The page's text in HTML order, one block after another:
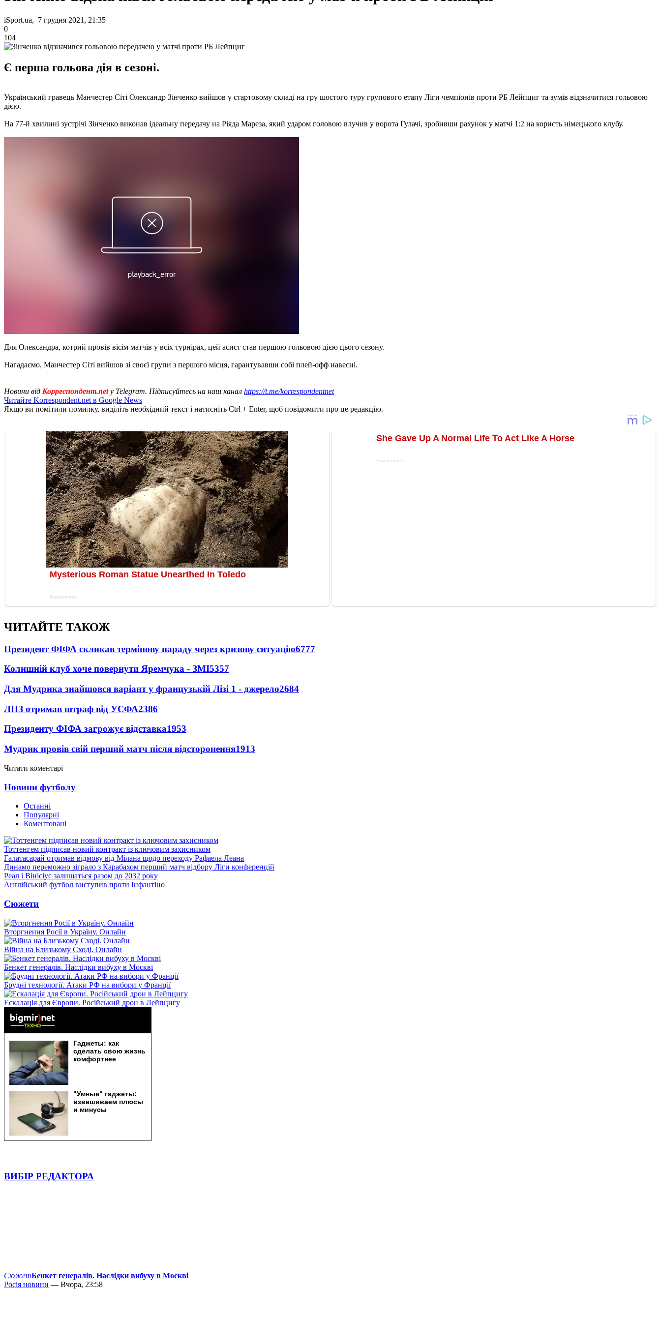
iSport.ua, 7 грудня 2021, 21:35
0
104
Є перша гольова дія в сезоні.
Український гравець Манчестер Сіті Олександр Зінченко вийшов у стартовому складі на гру шостого туру групового етапу Ліги чемпіонів проти РБ Лейпциг та зумів відзначитися гольовою
дією.
На 77-й хвилині зустрічі Зінченко виконав ідеальну передачу на Ріяда Мареза, який ударом головою влучив у ворота Гулачі, зробивши рахунок у матчі 1:2 на користь німецького клубу.
Для Олександра, котрий провів вісім матчів у всіх турнірах, цей асист став першою гольовою дією цього сезону.
Нагадаємо, Манчестер Сіті вийшов зі своєї групи з першого місця, гарантувавши собі плей-офф навесні.
Новини від Корреспондент.netу Telegram. Підписуйтесь на наш канал https://t.me/korrespondentnet
Читайте Korrespondent.net в Google News
Якщо ви помітили помилку, виділіть необхідний текст і натисніть Ctrl + Enter, щоб повідомити про це редакцію.
ЧИТАЙТЕ ТАКОЖ
Президент ФІФА скликав термінову нараду через кризову ситуацію6777
Колишній клуб хоче повернути Яремчука - ЗМІ5357
Для Мудрика знайшовся варіант у французькій Лізі 1 - джерело2684
ЛНЗ отримав штраф від УЄФА2386
Президенту ФІФА загрожує відставка1953
Мудрик провів свій перший матч після відсторонення1913
Читати коментарі
Новини футболу
Останні
Популярні
Коментовані
Тоттенгем підписав новий контракт із ключовим захисником
Галатасарай отримав відмову від Мілана щодо переходу Рафаела Леана
Динамо переможно зіграло з Карабахом перший матч відбору Ліги конференцій
Реал і Вінісіус залишаться разом до 2032 року
Англійський футбол виступив проти Інфантіно
Сюжети
Вторгнення Росії в Україну. Онлайн
Війна на Близькому Сході. Онлайн
Бенкет генералів. Наслідки вибуху в Москві
Брудні технології. Атаки РФ на вибори у Франції
Ескалація для Європи. Російський дрон в Лейпцигу
ВИБІР РЕДАКТОРА
СюжетБенкет генералів. Наслідки вибуху в Москві
Росія новини — Вчора, 23:58